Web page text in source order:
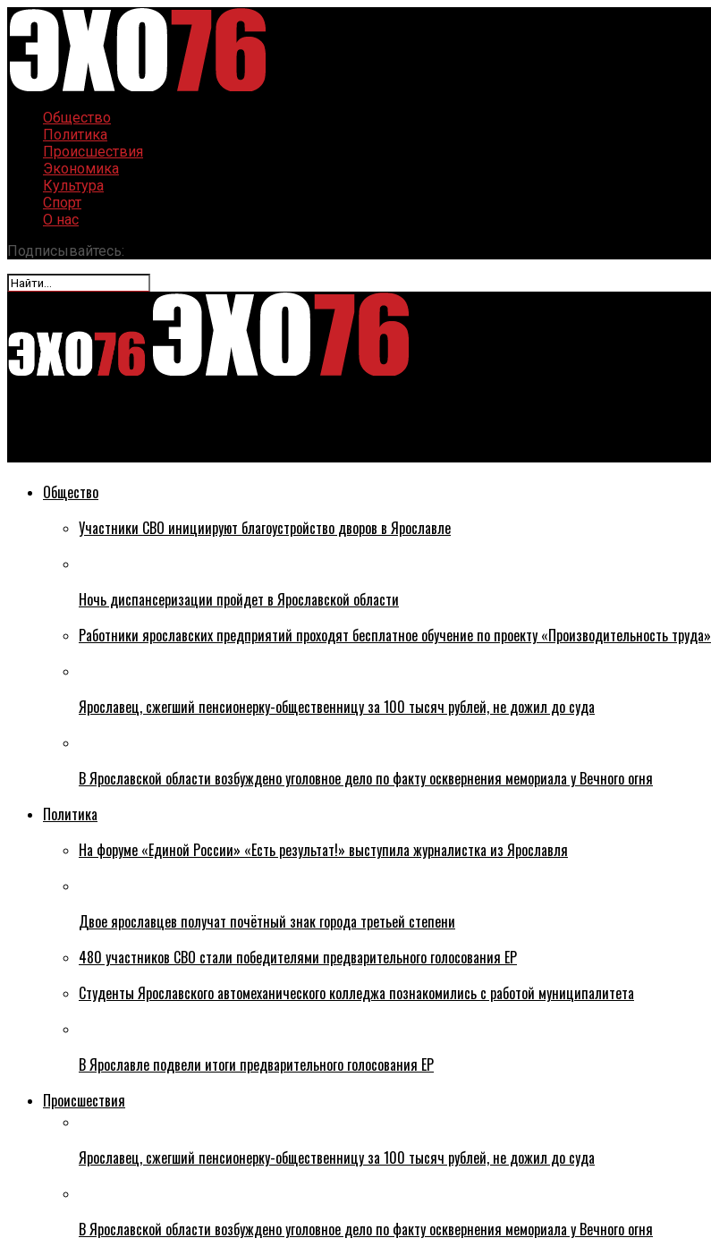
Общество
Политика
Происшествия
Экономика
Культура
Спорт
О нас
Подписывайтесь:
Общество
Участники СВО инициируют благоустройство дворов в Ярославле
Ночь диспансеризации пройдет в Ярославской области
Работники ярославских предприятий проходят бесплатное обучение по проекту «Производительность труда»
Ярославец, сжегший пенсионерку-общественницу за 100 тысяч рублей, не дожил до суда
В Ярославской области возбуждено уголовное дело по факту осквернения мемориала у Вечного огня
Политика
На форуме «Единой России» «Есть результат!» выступила журналистка из Ярославля
Двое ярославцев получат почётный знак города третьей степени
480 участников СВО стали победителями предварительного голосования ЕР
Студенты Ярославского автомеханического колледжа познакомились с работой муниципалитета
В Ярославле подвели итоги предварительного голосования ЕР
Происшествия
Ярославец, сжегший пенсионерку-общественницу за 100 тысяч рублей, не дожил до суда
В Ярославской области возбуждено уголовное дело по факту осквернения мемориала у Вечного огня